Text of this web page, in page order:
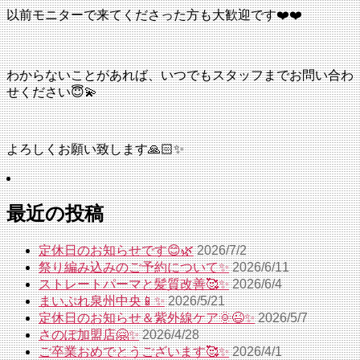
以前モニターで来てくださった方も大歓迎です❤️❤️
わからないことがあれば、いつでもスタッフまでお問い合わ
せください😇💫
よろしくお願い致します🙏🏻✨
最近の投稿
定休日のお知らせです😊🌿 2026/7/2
祭り編み込みのご予約について✨ 2026/6/11
ストレートパーマと髪質改善🥰✨ 2026/6/4
まいぷれ泉州中央📱✨ 2026/5/21
定休日のお知らせ＆紫外線ケア🌞😉✨ 2026/5/7
さのぽ加盟店🤗✨ 2026/4/28
ご卒業おめでとうございます🥰✨ 2026/4/1